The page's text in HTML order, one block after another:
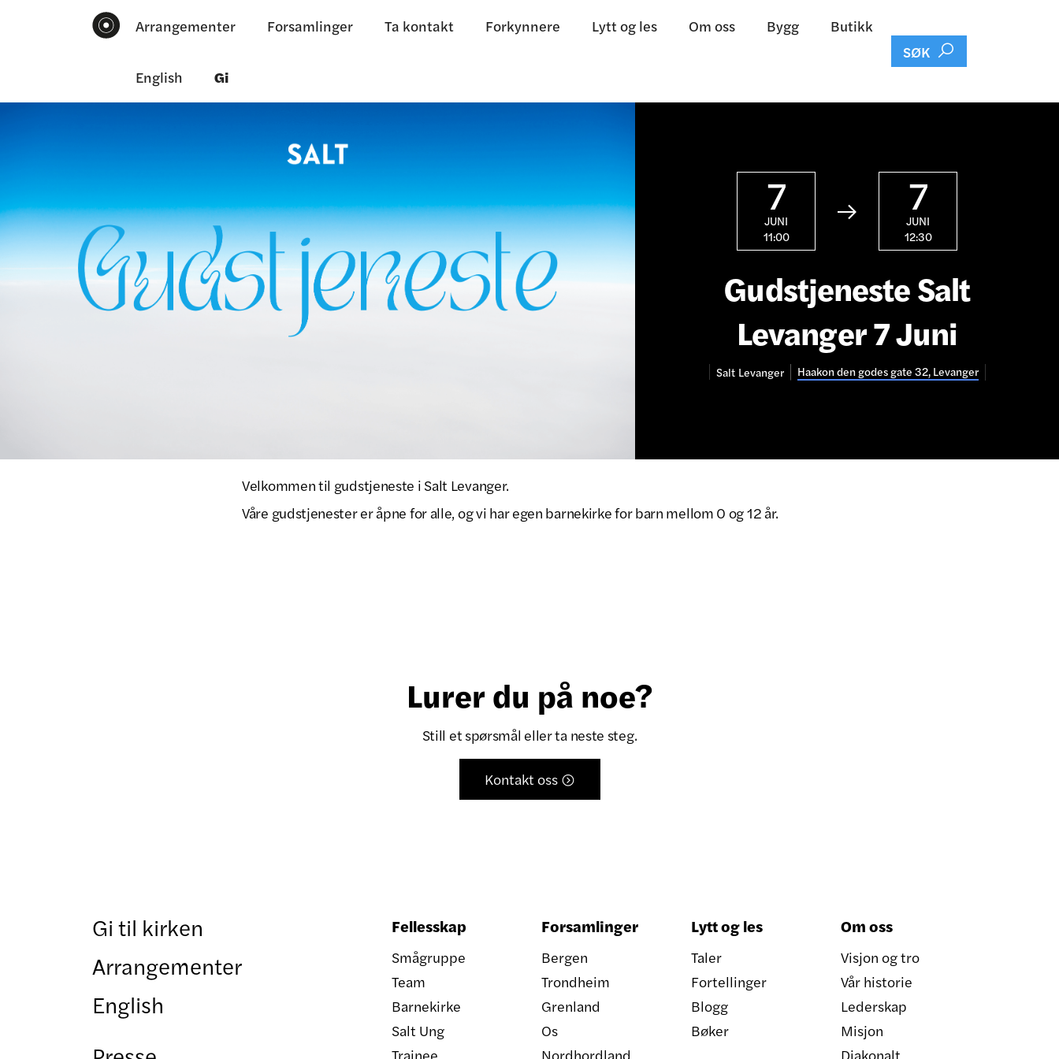
Arrangementer Forsamlinger Ta kontakt Forkynnere Lytt og les Om oss Bygg Butikk
English Gi
SØK 
7
JUNI
11:00
 7
JUNI
12:30
Gudstjeneste Salt
Levanger 7 Juni
Salt Levanger Haakon den godes gate 32, Levanger
Velkommen til gudstjeneste i Salt Levanger.
Våre gudstjenester er åpne for alle, og vi har egen barnekirke for barn mellom 0 og 12 år.
Lurer du på noe?
Still et spørsmål eller ta neste steg.
Kontakt oss 
Gi til kirken
Arrangementer
English
Fellesskap
Smågruppe
Team
Barnekirke
Salt Ung
Trainee
Forsamlinger
Bergen
Trondheim
Grenland
Os
Nordhordland
Lytt og les
Taler
Fortellinger
Blogg
Bøker
Om oss
Visjon og tro
Vår historie
Lederskap
Misjon
Diakonalt